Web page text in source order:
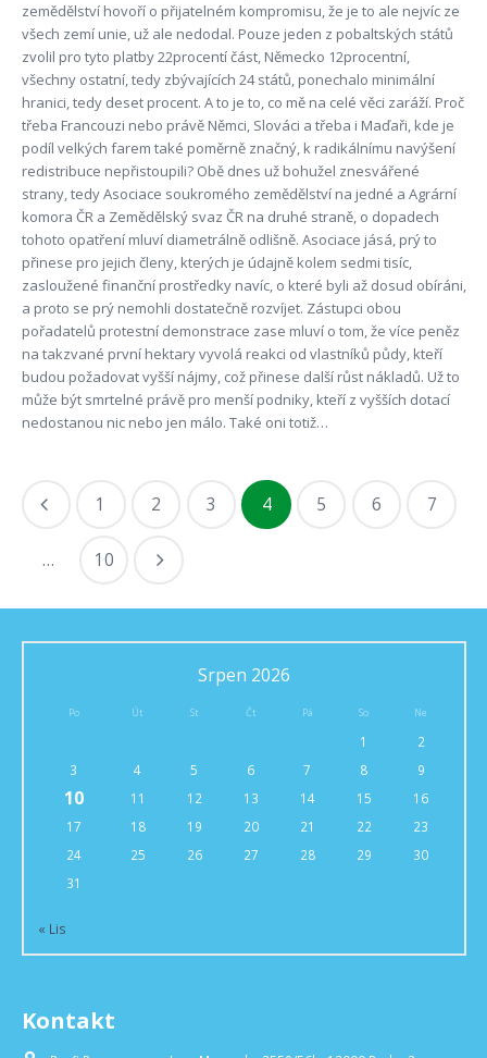
zemědělství hovoří o přijatelném kompromisu, že je to ale nejvíc ze
všech zemí unie, už ale nedodal. Pouze jeden z pobaltských států
zvolil pro tyto platby 22procentí část, Německo 12procentní,
všechny ostatní, tedy zbývajících 24 států, ponechalo minimální
hranici, tedy deset procent. A to je to, co mě na celé věci zaráží. Proč
třeba Francouzi nebo právě Němci, Slováci a třeba i Maďaři, kde je
podíl velkých farem také poměrně značný, k radikálnímu navýšení
redistribuce nepřistoupili? Obě dnes už bohužel znesvářené
strany, tedy Asociace soukromého zemědělství na jedné a Agrární
komora ČR a Zemědělský svaz ČR na druhé straně, o dopadech
tohoto opatření mluví diametrálně odlišně. Asociace jásá, prý to
přinese pro jejich členy, kterých je údajně kolem sedmi tisíc,
zasloužené finanční prostředky navíc, o které byli až dosud obíráni,
a proto se prý nemohli dostatečně rozvíjet. Zástupci obou
pořadatelů protestní demonstrace zase mluví o tom, že více peněz
na takzvané první hektary vyvolá reakci od vlastníků půdy, kteří
budou požadovat vyšší nájmy, což přinese další růst nákladů. Už to
může být smrtelné právě pro menší podniky, kteří z vyšších dotací
nedostanou nic nebo jen málo. Také oni totiž…
1 2 3 4 5 6 7
… 10
Srpen 2026
Po Út St Čt Pá So Ne
1
2
3
4 5 6 7 8 9
10 11 12 13 14 15
16
17
18 19 20 21 22
23
24
25 26 27 28 29
30
31
« Lis
Kontakt